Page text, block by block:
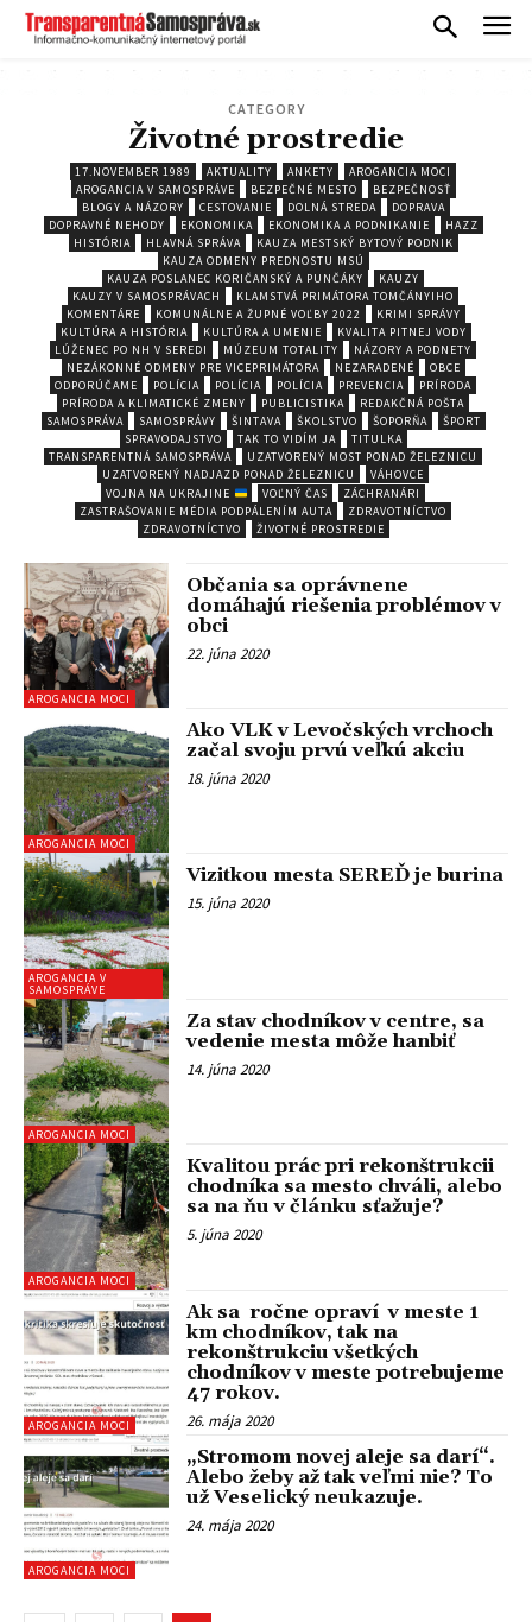
CATEGORY
Životné prostredie
17.NOVEMBER 1989 AKTUALITY ANKETY
AROGANCIA MOCI
AROGANCIA V SAMOSPRÁVE
BEZPEČNÉ MESTO
BEZPEČNOSŤ
BLOGY A NÁZORY
CESTOVANIE DOLNÁ STREDA
DOPRAVA
DOPRAVNÉ NEHODY
EKONOMIKA EKONOMIKA A PODNIKANIE
HAZZ
HISTÓRIA
HLAVNÁ SPRÁVA
KAUZA MESTSKÝ BYTOVÝ PODNIK
KAUZA ODMENY PREDNOSTU MSÚ
KAUZA POSLANEC KORIČANSKÝ A PUNČÁKY
KAUZY
KAUZY V SAMOSPRÁVACH
KLAMSTVÁ PRIMÁTORA TOMČÁNYIHO
KOMENTÁRE
KOMUNÁLNE A ŽUPNÉ VOĽBY 2022
KRIMI SPRÁVY
KULTÚRA A HISTÓRIA
KULTÚRA A UMENIE
KVALITA PITNEJ VODY
LÚŽENEC PO NH V SEREDI
MÚZEUM TOTALITY
NÁZORY A PODNETY
NEZÁKONNÉ ODMENY PRE VICEPRIMÁTORA
NEZARADENÉ
OBCE
ODPORÚČAME
POLÍCIA POLÍCIA POLÍCIA PREVENCIA
PRÍRODA
PRÍRODA A KLIMATICKÉ ZMENY
PUBLICISTIKA
REDAKČNÁ POŠTA
SAMOSPRÁVA
SAMOSPRÁVY ŠINTAVA ŠKOLSTVO ŠOPORŇA
ŠPORT
SPRAVODAJSTVO
TAK TO VIDÍM JA
TITULKA
TRANSPARENTNÁ SAMOSPRÁVA
UZATVORENÝ MOST PONAD ŽELEZNICU
UZATVORENÝ NADJAZD PONAD ŽELEZNICU
VÁHOVCE
VOJNA NA UKRAJINE
VOĽNÝ ČAS
ZÁCHRANÁRI
ZASTRAŠOVANIE MÉDIA PODPÁLENÍM AUTA
ZDRAVOTNÍCTVO
ZDRAVOTNÍCTVO
ŽIVOTNÉ PROSTREDIE
AROGANCIA MOCI
Občania sa oprávnene
domáhajú riešenia problémov v
obci
22. júna 2020
AROGANCIA MOCI
Ako VLK v Levočských vrchoch
začal svoju prvú veľkú akciu
18. júna 2020
AROGANCIA V
SAMOSPRÁVE
Vizitkou mesta SEREĎ je burina
15. júna 2020
AROGANCIA MOCI
Za stav chodníkov v centre, sa
vedenie mesta môže hanbiť
14. júna 2020
AROGANCIA MOCI
Kvalitou prác pri rekonštrukcii
chodníka sa mesto chváli, alebo
sa na ňu v článku sťažuje?
5. júna 2020
AROGANCIA MOCI
Ak sa ročne opraví v meste 1
km chodníkov, tak na
rekonštrukciu všetkých
chodníkov v meste potrebujeme
47 rokov.
26. mája 2020
AROGANCIA MOCI
„Stromom novej aleje sa darí“.
Alebo žeby až tak veľmi nie? To
už Veselický neukazuje.
24. mája 2020